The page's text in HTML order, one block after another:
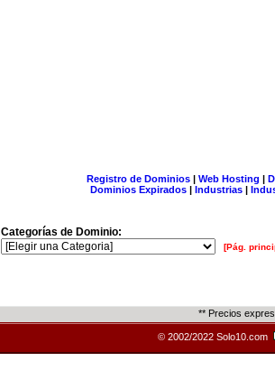
Registro de Dominios| Web Hosting |
Dominios Expirados | Industrias |
Categorías de Dominio:
[Pág.
** Precios
© 2002/2022 Solo10.com